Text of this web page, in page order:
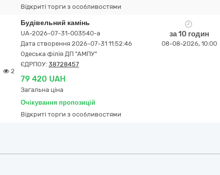
Відкриті торги з особливостями
2
Будівельний камінь
UA-2026-07-31-003540-a
Дата створення 2026-07-31 11:52:46
Одеська філія ДП "АМПУ"
ЄДРПОУ: 38728457
79 420 UAH
Загальна ціна
Очікування пропозицій
Відкриті торги з особливостями
за 10 годин
08-08-2026, 10:00